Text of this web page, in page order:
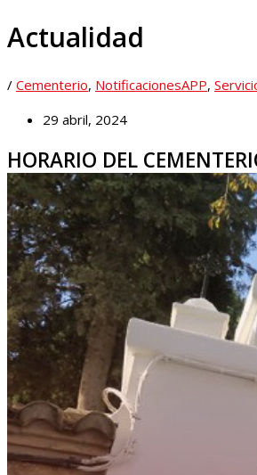
Actualidad
/ Cementerio, NotificacionesAPP,
29 abril, 2024
HORARIO DEL